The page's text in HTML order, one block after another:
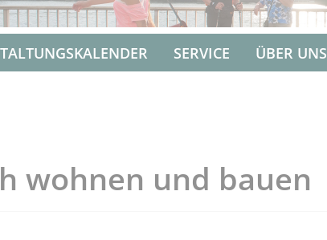
SERVICE ÜBER UNS
wohnen und bauen